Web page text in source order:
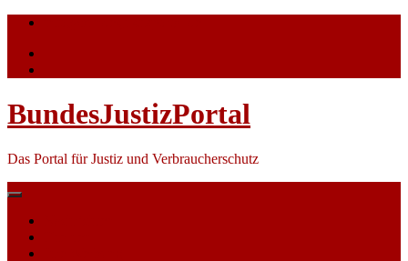
Skip
content
BundesJustizPortal
Das Portal für Justiz und Verbraucherschutz